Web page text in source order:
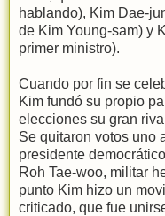
hablando), Kim Dae-
de Kim Young-sam) y
primer ministro).
Cuando por fin se
Kim fundó su propio
elecciones su gran
Se quitaron votos uno
presidente
Roh Tae-woo, militar
punto Kim hizo un
criticado, que fue